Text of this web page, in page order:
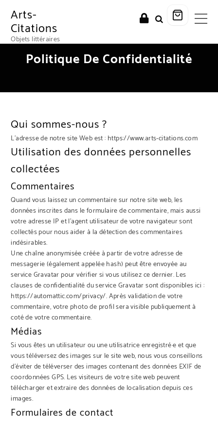
Arts-
Citations
Objets littéraires
Politique De Confidentialité
Qui sommes-nous ?
L’adresse de notre site Web est : https://www.arts-citations.com
Utilisation des données personnelles
collectées
Commentaires
Quand vous laissez un commentaire sur notre site web, les
données inscrites dans le formulaire de commentaire, mais aussi
votre adresse IP et l’agent utilisateur de votre navigateur sont
collectés pour nous aider à la détection des commentaires
indésirables.
Une chaîne anonymisée créée à partir de votre adresse de
messagerie (également appelée hash) peut être envoyée au
service Gravatar pour vérifier si vous utilisez ce dernier. Les
clauses de confidentialité du service Gravatar sont disponibles ici :
https://automattic.com/privacy/. Après validation de votre
commentaire, votre photo de profil sera visible publiquement à
coté de votre commentaire.
Médias
Si vous êtes un utilisateur ou une utilisatrice enregistré·e et que
vous téléversez des images sur le site web, nous vous conseillons
d’éviter de téléverser des images contenant des données EXIF de
coordonnées GPS. Les visiteurs de votre site web peuvent
télécharger et extraire des données de localisation depuis ces
images.
Formulaires de contact